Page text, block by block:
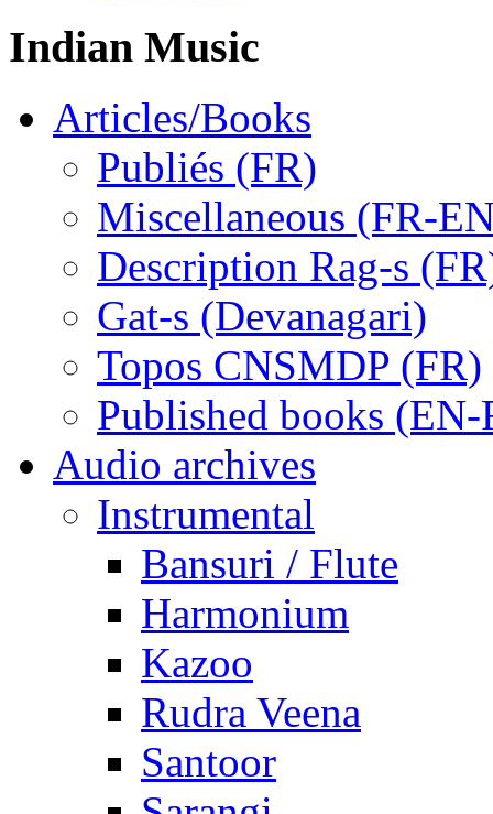
Indian Music
Articles/Books
Publiés (FR)
Miscellaneous (FR-
Description Rag-s
Gat-s (Devanagari)
Topos CNSMDP (FR)
Published books (EN-
Audio archives
Instrumental
Bansuri / Flute
Harmonium
Kazoo
Rudra Veena
Santoor